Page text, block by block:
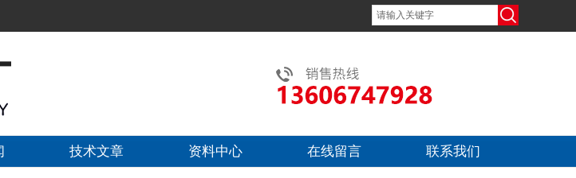
技术文章 资料中心 在线留言 联系我们